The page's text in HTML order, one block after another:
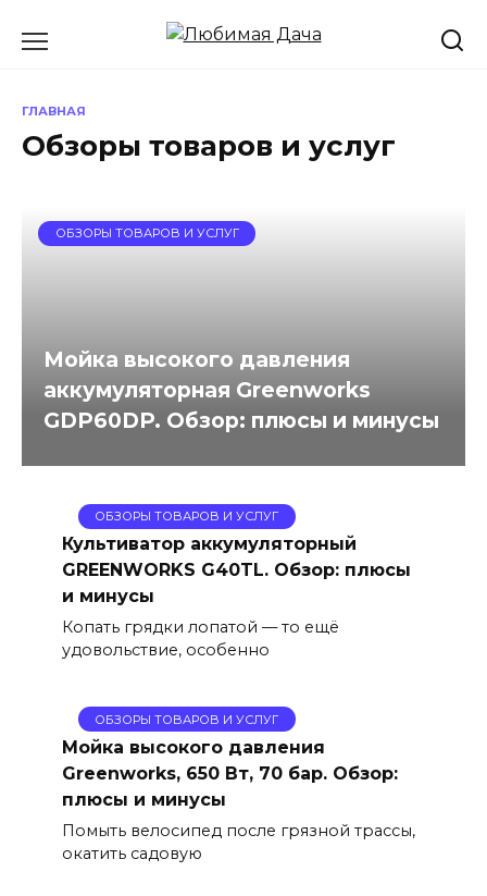
ГЛАВНАЯ
Обзоры товаров и услуг
ОБЗОРЫ ТОВАРОВ И УСЛУГ
Мойка высокого давления
аккумуляторная Greenworks
GDP60DP. Обзор: плюсы и минусы
ОБЗОРЫ ТОВАРОВ И УСЛУГ
Культиватор аккумуляторный
GREENWORKS G40TL. Обзор: плюсы
и минусы
Копать грядки лопатой — то ещё
удовольствие, особенно
ОБЗОРЫ ТОВАРОВ И УСЛУГ
Мойка высокого давления
Greenworks, 650 Вт, 70 бар. Обзор:
плюсы и минусы
Помыть велосипед после грязной трассы,
окатить садовую